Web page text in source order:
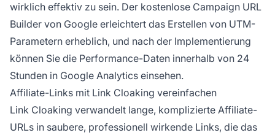
wirklich effektiv zu sein. Der kostenlose Campaign URL
Builder von Google erleichtert das Erstellen von UTM-
Parametern erheblich, und nach der Implementierung
können Sie die Performance-Daten innerhalb von 24
Stunden in Google Analytics einsehen.
Affiliate-Links mit Link Cloaking vereinfachen
Link Cloaking verwandelt lange, komplizierte Affiliate-
URLs in saubere, professionell wirkende Links, die das